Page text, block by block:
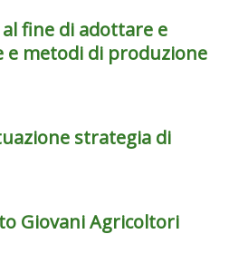
al fine di adottare e
metodi di produzione
strategia di
Giovani Agricoltori